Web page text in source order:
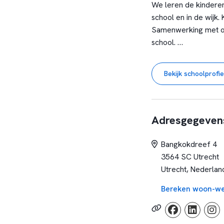
We leren de
school en in de wijk.
Samenwerking met
school.
U bent van harte
Voel je welkom bij
denken. We hebben
Maarssen,
we samen voor de
We zijn een
die hen ziet, die
Bekijk
Bangkokdreef 4
3564 SC Utrecht
Utrecht,
Bereken woon-